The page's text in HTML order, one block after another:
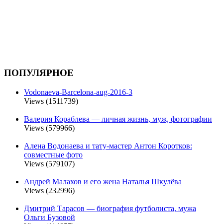
ПОПУЛЯРНОЕ
Vodonaeva-Barcelona-aug-2016-3
Views (1511739)
Валерия Кораблева — личная жизнь, муж, фотографии
Views (579966)
Алена Водонаева и тату-мастер Антон Коротков:
совместные фото
Views (579107)
Андрей Малахов и его жена Наталья Шкулёва
Views (232996)
Дмитрий Тарасов — биография футболиста, мужа
Ольги Бузовой